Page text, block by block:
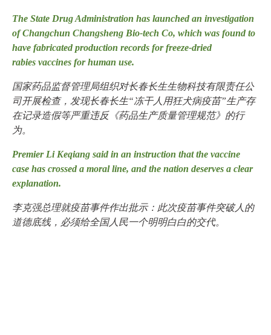
The State Drug Administration has launched an investigation
of Changchun Chang­sheng Bio-tech Co, which was found to
have fabricated production records for freeze-dried
rabies vaccines for human use.
国家药品监督管理局组织对长春长生生物科技有限责任公
司开展检查，发现长春长生“冻干人用狂犬病疫苗”生产存
在记录造假等严重违反《药品生产质量管理规范》的行
为。
Premier Li Keqiang said in an instruction that the vaccine
case has crossed a moral line, and the nation deserves a clear
explanation.
李克强总理就疫苗事件作出批示：此次疫苗事件突破人的
道德底线，必须给全国人民一个明明白白的交代。